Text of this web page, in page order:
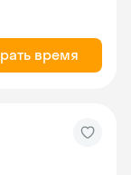
время